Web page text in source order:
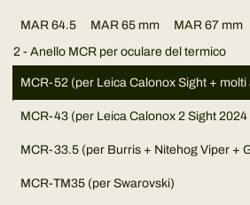
o
m
MAR 64.5 MAR 65 mm
MAR 67 mm
2 - Anello MCR per oculare del termico
MCR-52 (per Leica Calonox Sight + molti
MCR-43 (per Leica Calonox 2 Sight
MCR-33.5 (per Burris + Nitehog Viper +
MCR-TM35 (per Swarovski)